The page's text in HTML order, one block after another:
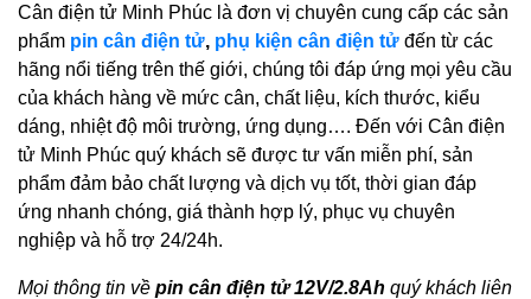
Cân điện tử Minh Phúc là đơn vị chuyên cung cấp các sản
phẩm pin cân điện tử, phụ kiện cân điện tử đến từ các
hãng nổi tiếng trên thế giới, chúng tôi đáp ứng mọi yêu cầu
của khách hàng về mức cân, chất liệu, kích thước, kiểu
dáng, nhiệt độ môi trường, ứng dụng…. Đến với Cân điện
tử Minh Phúc quý khách sẽ được tư vấn miễn phí, sản
phẩm đảm bảo chất lượng và dịch vụ tốt, thời gian đáp
ứng nhanh chóng, giá thành hợp lý, phục vụ chuyên
nghiệp và hỗ trợ 24/24h.
Mọi thông tin về pin cân điện tử 12V/2.8Ah quý khách liên